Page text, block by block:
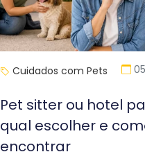
Cuidados com Pets
Pet sitter ou hotel
qual escolher e
encontrar